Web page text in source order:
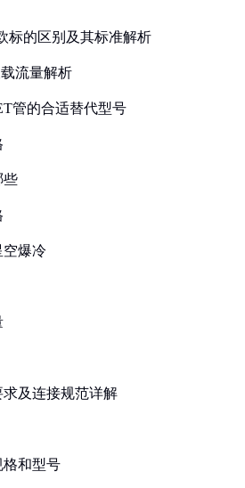
标的区别及其标准解析
流量解析
管的合适替代型号
些
空爆冷
及连接规范详解
格和型号